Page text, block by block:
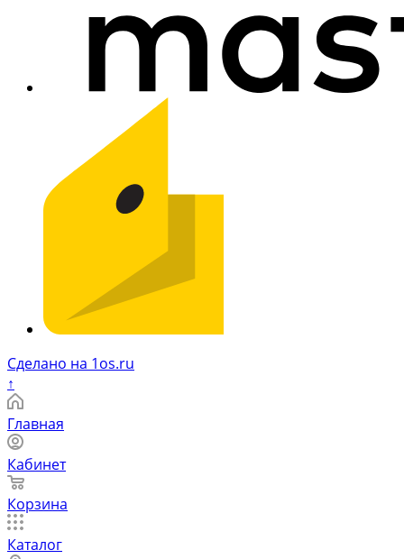
Сделано на 1os.ru
↑
Главная
Кабинет
Корзина
Каталог